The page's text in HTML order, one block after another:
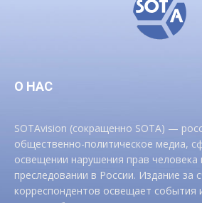
О НАС
SOTAvision (сокращенно SOTA) —
общественно-политическое медиа,
освещении нарушения прав человека
преследовании в России. Издание за
корреспондентов освещает события